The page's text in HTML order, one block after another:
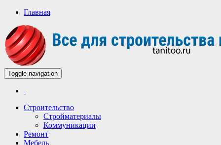
Главная
Строительный портал
Всё для строительства и ремонта
Toggle navigation
Строительство
Стройматериалы
Коммуникации
Ремонт
Мебель